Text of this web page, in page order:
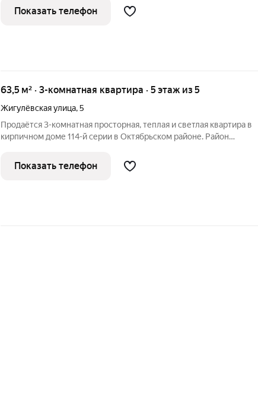
сердце Центрального района. Развитая инфраструктура в
шаговой доступности:
Показать телефон
63,5 м² · 3-комнатная квартира · 5 этаж из 5
Жигулёвская улица,5
Продаётся 3-комнатная просторная, теплая и светлая квартира в
кирпичном доме 114-й серии в Октябрьском районе. Район
отдельные комнаты, кухня-гостиная. Санузел раздельный. О
квартире 5 этаж
Показать телефон